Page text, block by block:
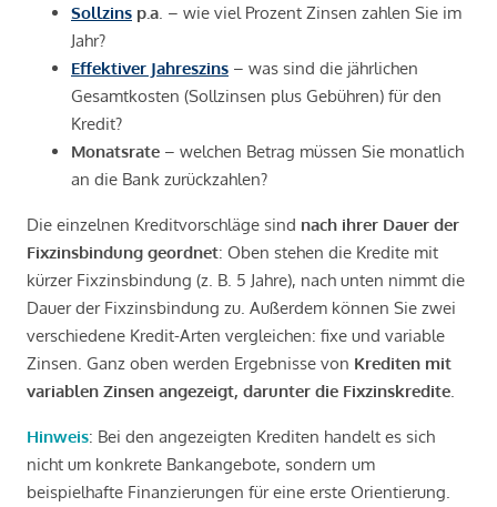
Sollzins p.a . – wie viel Prozent Zinsen zahlen Sie im
Jahr?
Effektiver Jahreszins – was sind die jährlichen
Gesamtkosten (Sollzinsen plus Gebühren) für den
Kredit?
Monatsrate – welchen Betrag müssen Sie monatlich
an die Bank zurückzahlen?
Die einzelnen Kreditvorschläge sind nach ihrer Dauer der
Fixzinsbindung geordnet: Oben stehen die Kredite mit
kürzer Fixzinsbindung (z. B. 5 Jahre), nach unten nimmt die
Dauer der Fixzinsbindung zu. Außerdem können Sie zwei
verschiedene Kredit-Arten vergleichen: fixe und variable
Zinsen. Ganz oben werden Ergebnisse von Krediten mit
variablen Zinsen angezeigt, darunter die Fixzinskredite
Hinweis: Bei den angezeigten Krediten handelt es sich
nicht um konkrete Bankangebote, sondern um
beispielhafte Finanzierungen für eine erste Orientierung.